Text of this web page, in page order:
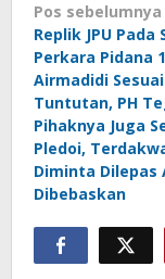
Navigasi
pos
Pos sebelumnya
Replik JPU Pada
Perkara Pidana
Airmadidi Sesuai
Tuntutan, PH
Pihaknya Juga
Pledoi,
Diminta Dilepas
Dibebaskan